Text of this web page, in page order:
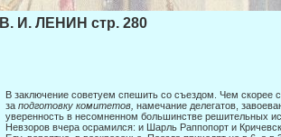
В. И. ЛЕНИН стр. 280
В заключение советуем спешить со съездом. Чем скорее
за подготовку комитетов, намечание делегатов,
уверенность в несомнен­ном большинстве решительных
Невзоров вчера осрамился: и Шарль Раппопорт и